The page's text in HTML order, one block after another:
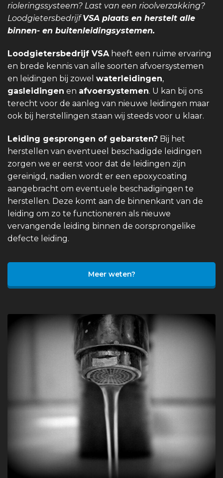
rioleringssysteem? Last van een rioolverzakking?
LoodgietersbedrijfVSA plaats en herstelt alle
binnen- en buitenleidingsystemen.
Loodgietersbedrijf VSA heeft een ruime ervaring
en brede kennis van alle soorten afvoersystemen
en leidingen bij zowel waterleidingen,
gasleidingen en afvoersystemen. U kan bij ons
terecht voor de aanleg van nieuwe leidingen maar
ook bij herstellingen staan wij steeds voor u klaar.
Leiding gesprongen of gebarsten? Bij het
herstellen van eventueel beschadigde leidingen
zorgen we er eerst voor dat de leidingen zijn
gereinigd, nadien wordt er een epoxycoating
aangebracht om eventuele beschadigingen te
herstellen. Deze komt aan de binnenkant van de
leiding om zo te functioneren als nieuwe
vervangende leiding binnen de oorsprongelike
defecte leiding.
Meer weten?